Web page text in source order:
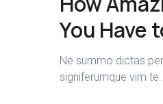
You Have
Ne summo dictas
signiferumque vim te.